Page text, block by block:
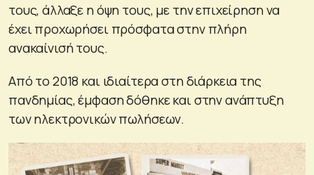
τους, άλλαξε η όψη τους, με την επιχείρηση να
έχει προχωρήσει πρόσφατα στην πλήρη
ανακαίνισή τους.
Από το 2018 και ιδιαίτερα στη διάρκεια της
πανδημίας, έμφαση δόθηκε και στην ανάπτυξη
των ηλεκτρονικών πωλήσεων.